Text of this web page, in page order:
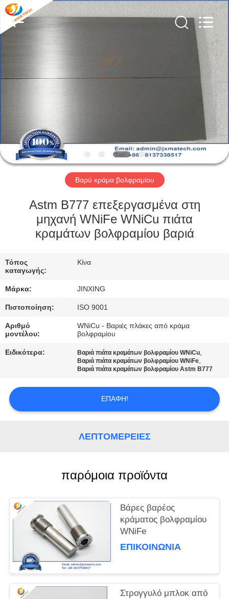
ΕΜΕΊΣ
ΓΎΡΟΣ
ΕΡΓΟΣΤΑΣΊΩΝ
ΕΛΆΤΕ
ΕΠΑΦΉ
ΜΕ
ΕΙΔΉΣΕΙΣ
ΠΕΡΙΠΤΏΣΕΙΣ
ΈΝΑ
ΑΠΌΣΠΑΣΜΑ
PRIVACY
POLICY
LTD.
All
Rights
Reserved.
Developed
Βαρύ κράμα βολφραμίου
Astm B777 επεξεργασμένα στη
μηχανή WNiFe WNiCu πιάτα
κραμάτων βολφραμίου βαριά
Τόπος
καταγωγής:
Κίνα
Μάρκα: JINXING
Πιστοποίηση: ISO 9001
Αριθμό
μοντέλου:
WNiCu - Βαριές πλάκες από κράμα
βολφραμίου
Ειδικότερα: Βαριά πιάτα κραμάτων βολφραμίου WNiCu,
Βαριά πιάτα κραμάτων βολφραμίου WNiFe,
Βαριά πιάτα κραμάτων βολφραμίου Astm B777
ΕΠΑΦΉ!
ΛΕΠΤΟΜΈΡΕΙΕΣ
παρόμοια προϊόντα
Βάρες βαρέος
κράματος βολφραμίου
WNiFe
ΕΠΙΚΟΙΝΩΝΊΑ
Στρογγυλό μπλοκ από